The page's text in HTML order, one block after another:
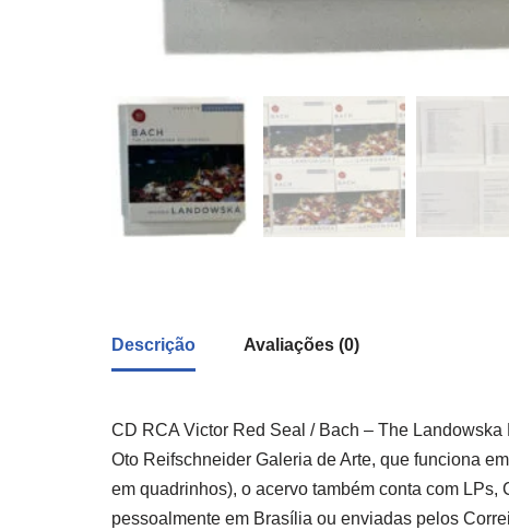
Descrição Avaliações (0)
CD RCA Victor Red Seal / Bach – The
Oto Reifschneider Galeria de Arte, que funciona
em quadrinhos), o acervo também conta com
pessoalmente em Brasília ou enviadas pelos